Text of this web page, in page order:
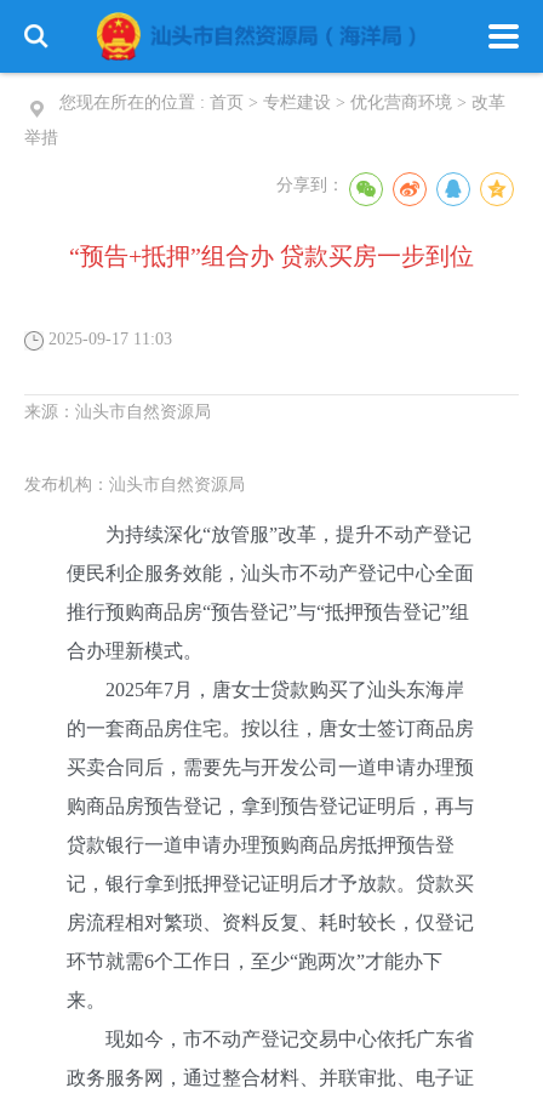
您现在所在的位置 : 首页 > 专栏建设 > 优化营商环境 > 改革
举措
分享到：
“预告+抵押”组合办 贷款买房一步到位
2025-09-17 11:03
来源： 汕头市自然资源局
发布机构： 汕头市自然资源局
为持续深化“放管服”改革，提升不动产登记
便民利企服务效能，汕头市不动产登记中心全面
推行预购商品房“预告登记”与“抵押预告登记”组
合办理新模式。
2025年7月，唐女士贷款购买了汕头东海岸
的一套商品房住宅。按以往，唐女士签订商品房
买卖合同后，需要先与开发公司一道申请办理预
购商品房预告登记，拿到预告登记证明后，再与
贷款银行一道申请办理预购商品房抵押预告登
记，银行拿到抵押登记证明后才予放款。 贷款买
房流程相对繁琐、资料反复、耗时较长，仅登记
环节就需6个工作日，至少“跑两次”才能办下
来。
现如今，市不动产登记交易中心依托广东省
政务服务网，通过整合材料、并联审批、电子证